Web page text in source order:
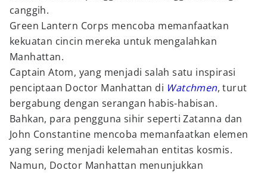
canggih.
Green Lantern Corps mencoba memanfaatkan
kekuatan cincin mereka untuk mengalahkan
Manhattan.
Captain Atom, yang menjadi salah satu inspirasi
penciptaan Doctor Manhattan di Watchmen, turut
bergabung dengan serangan habis-habisan.
Bahkan, para pengguna sihir seperti Zatanna dan
John Constantine mencoba memanfaatkan elemen
yang sering menjadi kelemahan entitas kosmis.
Namun, Doctor Manhattan menunjukkan